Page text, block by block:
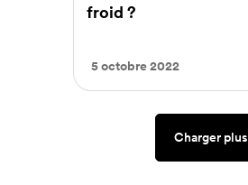
froid ?
5 octobre 2022
Charger plus